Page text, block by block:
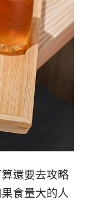
還要去攻略
食量大的人